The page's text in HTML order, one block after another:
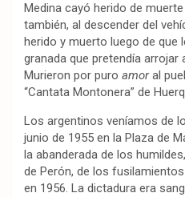
Medina cayó herido de
también, al descender del
herido y muerto luego de que
granada que pretendía arrojar
Murieron por puro amoral
“Cantata Montonera” de
Los argentinos veníamos de
junio de 1955 en la Plaza de
la abanderada de los
de Perón, de los
en 1956. La dictadura era